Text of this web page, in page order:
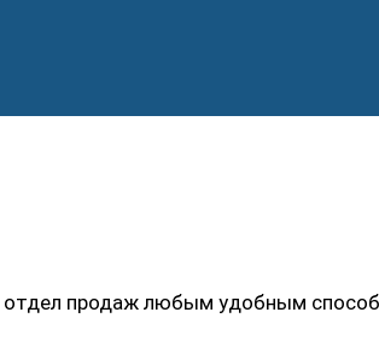
отдел продаж любым удобным